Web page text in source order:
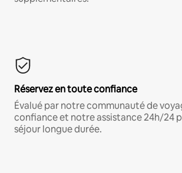
Réservez en toute confiance
Évalué par notre communauté de
confiance et notre assistance 24h/24
séjour longue durée.